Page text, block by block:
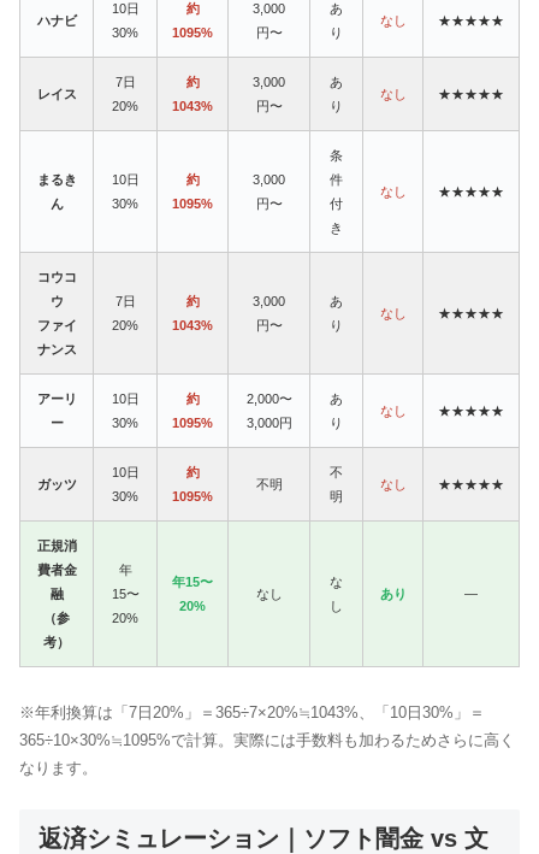
ハナビ
10日
30%
約
1095%
3,000
円〜
あ
り
なし ★★★★★
レイス
7日
20%
約
1043%
3,000
円〜
あ
り
なし ★★★★★
まるき
ん
10日
30%
約
1095%
3,000
円〜
条
件
付
き
なし ★★★★★
コウコ
ウ
ファイ
ナンス
7日
20%
約
1043%
3,000
円〜
あ
り
なし ★★★★★
アーリ
ー
10日
30%
約
1095%
2,000〜
3,000円
あ
り
なし ★★★★★
ガッツ
10日
30%
約
1095%
不明
不
明
なし ★★★★★
正規消
費者金
融
（参
考）
年
15〜
20%
年15〜
20%
なし
な
し
あり —
※年利換算は「7日20%」＝365÷7×20%≒1043%、「10日30%」＝
365÷10×30%≒1095%で計算。実際には手数料も加わるためさらに高く
なります。
返済シミュレーション｜ソフト闇金 vs 文